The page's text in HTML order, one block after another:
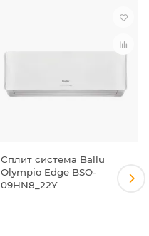
Сплит система Ballu
Olympio Edge BSO-
09HN8_22Y